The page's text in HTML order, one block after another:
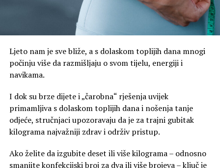
Ljeto nam je sve bliže, a s dolaskom toplijih dana mnogi
počinju više da razmišljaju o svom tijelu, energiji i
navikama.
I dok su brze dijete i „čarobna“ rješenja uvijek
primamljiva s dolaskom toplijih dana i nošenja tanje
odjeće, stručnjaci upozoravaju da je za trajni gubitak
kilograma najvažniji zdrav i održiv pristup.
Ako želite da izgubite deset ili više kilograma – odnosno
smanjite konfekcijski broj za dva ili više brojeva – ključ je